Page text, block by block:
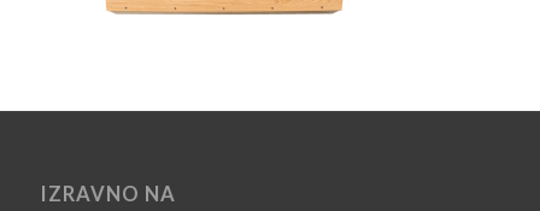
IZRAVNO NA